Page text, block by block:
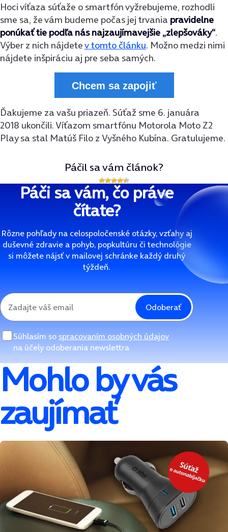
Hoci víťaza súťaže o smartfón vyžrebujeme, rozhodli
sme sa, že vám budeme počas jej trvania pravidelne
ponúkať tie podľa nás najzaujímavejšie „zlepšováky“.
Výber z nich nájdetev tomto článku. Možno medzi nimi
nájdete inšpiráciu aj pre seba samých.
Chcem sa zapojiť
Ďakujeme za vašu priazeň. Súťaž sme 6. januára
2018 ukončili. Víťazom smartfónu Motorola Moto Z2
Play sa stal Matúš Filo z Vyšného Kubína. Gratulujeme.
Páčil sa vám článok?
Páči sa vám, čo práve
čítate?
Rôzne pohľady na celospoločenské otázky, vzťahy aj
duševné zdravie a pohyb, popkultúru či technológie
si môžete nájsť v mailovej schránke každý druhý
týždeň.
Odoberať
Súhlasím so spracovaním osobných údajov
na účely odoberania newslettra
Mohlo by vás
zaujímať